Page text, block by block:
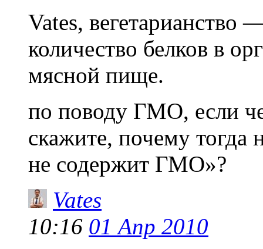
Vates, вегетарианство
количество белков в
мясной пище.
по поводу ГМО, если
скажите, почему
не содержит ГМО»?
Vates
10:16 01 Апр 2010